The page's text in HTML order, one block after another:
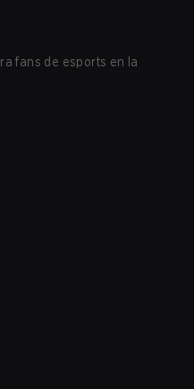
fans de esports en la